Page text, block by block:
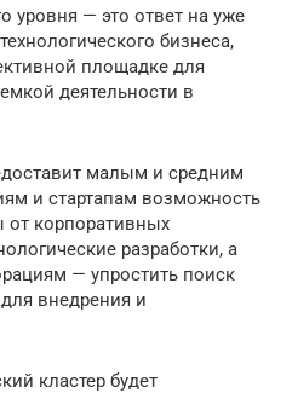
уровня — это ответ на уже
бизнеса,
площадке для
деятельности в
малым и средним
и стартапам возможность
от корпоративных
разработки, а
— упростить поиск
внедрения и
кластер будет